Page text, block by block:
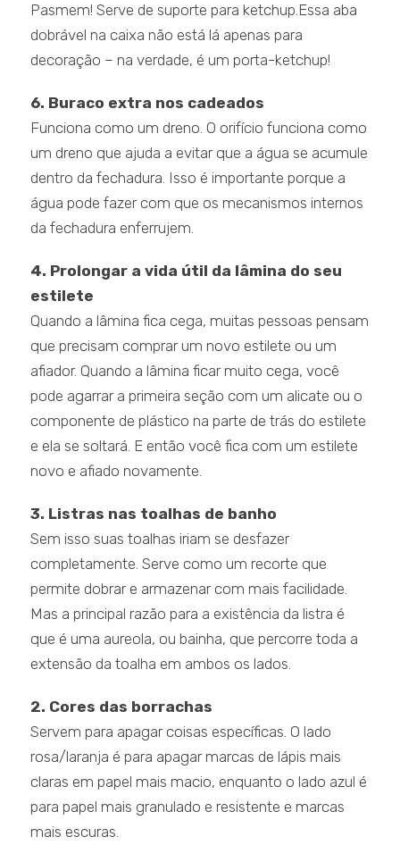
Pasmem! Serve de suporte para ketchup.Essa aba
dobrável na caixa não está lá apenas para
decoração – na verdade, é um porta-ketchup!
6. Buraco extra nos cadeados
Funciona como um dreno. O orifício funciona como
um dreno que ajuda a evitar que a água se acumule
dentro da fechadura. Isso é importante porque a
água pode fazer com que os mecanismos internos
da fechadura enferrujem.
4. Prolongar a vida útil da lâmina do seu
estilete
Quando a lâmina fica cega, muitas pessoas pensam
que precisam comprar um novo estilete ou um
afiador. Quando a lâmina ficar muito cega, você
pode agarrar a primeira seção com um alicate ou o
componente de plástico na parte de trás do estilete
e ela se soltará. E então você fica com um estilete
novo e afiado novamente.
3. Listras nas toalhas de banho
Sem isso suas toalhas iriam se desfazer
completamente. Serve como um recorte que
permite dobrar e armazenar com mais facilidade.
Mas a principal razão para a existência da listra é
que é uma aureola, ou bainha, que percorre toda a
extensão da toalha em ambos os lados.
2. Cores das borrachas
Servem para apagar coisas específicas. O lado
rosa/laranja é para apagar marcas de lápis mais
claras em papel mais macio, enquanto o lado azul é
para papel mais granulado e resistente e marcas
mais escuras.